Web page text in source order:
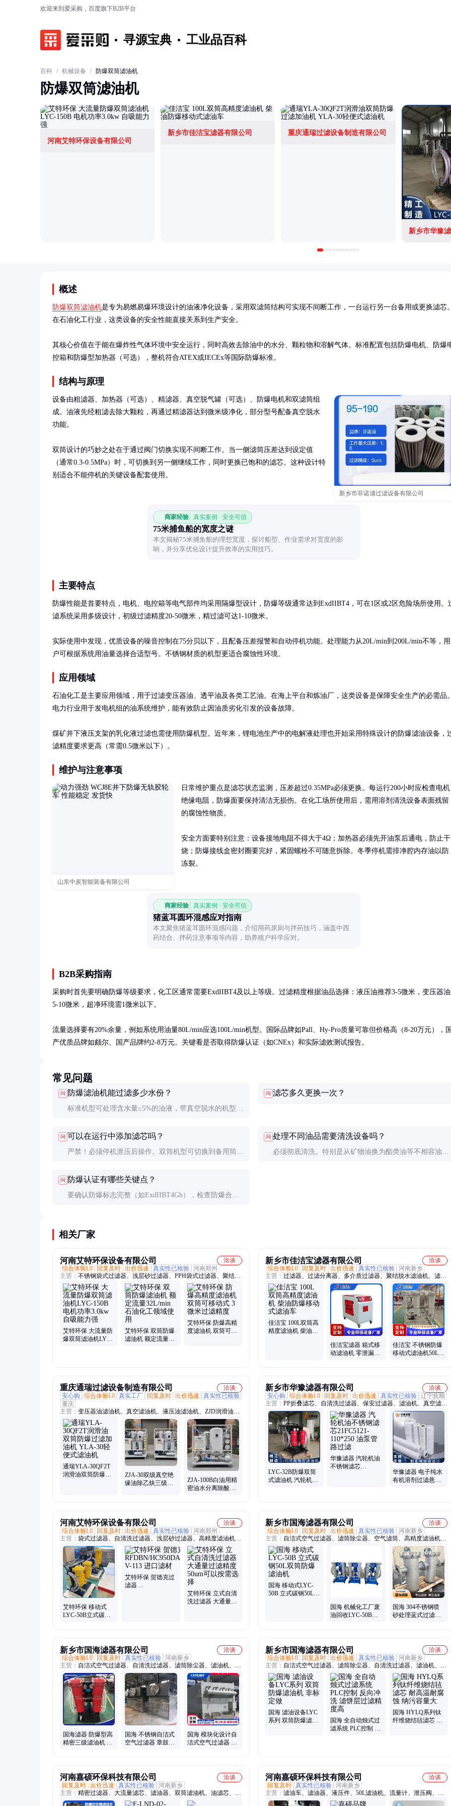
欢迎来到爱采购，百度旗下B2B平台
寻源宝典 工业品百科
百科 / 机械设备 / 防爆双筒滤油机
防爆双筒滤油机
河南艾特环保设备有限公司
新乡市佳洁宝滤器有限公司 重庆通瑞过滤设备制造有限公司
新乡市华豫
概述
防爆双筒滤油机是专为易燃易爆环境设计的油液净化设备，采用双滤筒结构可实现不间断工作，一台运行另一台备用或更换滤芯
在石油化工行业，这类设备的安全性能直接关系到生产安全。
其核心价值在于能在爆炸性气体环境中安全运行，同时高效去除油中的水分、颗粒物和溶解气体。标准配置包括防爆电机、防爆
控箱和防爆型加热器（可选），整机符合ATEX或IECEx等国际防爆标准。
结构与原理
新乡市菲诺浦过滤设备有限公司
设备由粗滤器、加热器（可选）、精滤器、真空脱气罐（可选）、防爆电机和双滤筒组
成。油液先经粗滤去除大颗粒，再通过精滤器达到微米级净化，部分型号配备真空脱水
功能。
双筒设计的巧妙之处在于通过阀门切换实现不间断工作。当一侧滤筒压差达到设定值
（通常0.3-0.5MPa）时，可切换到另一侧继续工作，同时更换已饱和的滤芯。这种设计特
别适合不能停机的关键设备配套使用。
商家经验 真实案例 · 安全可信
75米捕鱼船的宽度之谜
本文揭秘75米捕鱼船的理想宽度，探讨船型、作业需求对宽度的影
响，并分享优化设计提升效率的实用技巧。
主要特点
防爆性能是首要特点，电机、电控箱等电气部件均采用隔爆型设计，防爆等级通常达到ExdIIBT4，可在1区或2区危险场所使用。
滤系统采用多级设计，初级过滤精度20-50微米，精过滤可达1-10微米。
实际使用中发现，优质设备的噪音控制在75分贝以下，且配备压差报警和自动停机功能。处理能力从20L/min到200L/min不等，用
户可根据系统用油量选择合适型号。不锈钢材质的机型更适合腐蚀性环境。
应用领域
石油化工是主要应用领域，用于过滤变压器油、透平油及各类工艺油。在海上平台和炼油厂，这类设备是保障安全生产的必需品
电力行业用于发电机组的油系统维护，能有效防止因油质劣化引发的设备故障。
煤矿井下液压支架的乳化液过滤也需使用防爆机型。近年来，锂电池生产中的电解液处理也开始采用特殊设计的防爆滤油设备，
滤精度要求更高（常需0.5微米以下）。
维护与注意事项
山东中炭智能装备有限公司
日常维护重点是滤芯状态监测，压差超过0.35MPa必须更换。每运行200小时应检查电机
绝缘电阻，防爆面要保持清洁无损伤。在化工场所使用后，需用溶剂清洗设备表面残留
的腐蚀性物质。
安全方面要特别注意：设备接地电阻不得大于4Ω；加热器必须先开油泵后通电，防止干
烧；防爆接线盒密封圈要完好，紧固螺栓不可随意拆除。冬季停机需排净腔内存油以防
冻裂。
商家经验 真实案例 · 安全可信
猪蓝耳圆环混感应对指南
本文聚焦猪蓝耳圆环混感问题，介绍用药原则与拌药技巧，涵盖中西
药结合、拌药注意事项等内容，助养殖户科学应对。
B2B采购指南
采购时首先要明确防爆等级要求，化工区通常需要ExdIIBT4及以上等级。过滤精度根据油品选择：液压油推荐3-5微米，变压器油
5-10微米，超净环境需1微米以下。
流量选择要有20%余量，例如系统用油量80L/min应选100L/min机型。国际品牌如Pall、Hy-Pro质量可靠但价格高（8-20万元），
产优质品牌如颇尔、国产品牌约2-8万元。关键看是否取得防爆认证（如CNEx）和实际滤效测试报告。
常见问题
问 防爆滤油机能过滤多少水份？
标准机型可处理含水量≤5%的油液，带真空脱水的机型能
滤。
问 滤芯多久更换一次？
问 可以在运行中添加滤芯吗？
严禁！必须停机泄压后操作。双筒机型可切换到备用筒工
问 处理不同油品需要清洗设备吗？
必须彻底清洗。特别是从矿物油换为酯类油等不相容油品
问 防爆认证有哪些关键点？
要确认防爆标志完整（如ExdIIBT4Gb），检查防爆合格
相关厂家
河南艾特环保设备有限公司
洽谈
综合体验L0
回复及时 出价迅速 真实性已核验 河南郑州
主营： 不锈钢袋式过滤器、浅层砂过滤器、PPH袋式过滤器、聚结脱
水滤油机、高效真空滤油机、高精密滤油机、不锈钢保安过滤器、
3M大流量水滤芯、煤气排水器、微孔精密过滤器、自洁式空气除尘
器、派克大流量水滤芯、旋流除污器、反渗透系统、滤筒式除尘器、
Y型过滤器、颇尔大流量水滤芯、黎明管道过滤器、派克大流量过滤
器、碳钢多介质过滤器、全自动自清洗过滤器、除尘布袋、油滤芯
艾特环保 大流量防
爆双筒滤油机LYC-
艾特环保 双筒防爆
滤油机 额定流量
艾特环保 防爆高精
度滤油机 双筒可移
新乡市佳洁宝滤器有限公司
洽谈
综合体验L0
回复及时 出价迅速 真实性已核验 河南新乡
主营： 过滤器、过滤分离器、多介质过滤器、聚结脱水滤油机、滤油
机、纤维球过滤器、浅层砂过滤器、航煤过滤器、天然气过滤器、天
然气聚结滤芯、聚结分离滤芯、酚醛树脂滤芯、自清洗过滤器、保安
过滤器、精密过滤器、保安过滤器滤芯、大流量滤芯、大通量滤芯、
反冲洗过滤器、袋式过滤器、活性炭过滤器、石英砂过滤器、核桃壳
过滤器、油中除水过滤器、空气过滤器
佳洁宝 100L双筒高
精度滤油机 柴油防
佳洁宝滤器 箱式移
动滤油机 零泄漏可
佳洁宝 不锈钢防爆
移动式滤油机50L柴
重庆通瑞过滤设备制造有限公司
洽谈
安心购
综合体验L0 真实工厂 回复及时 出价迅速
真实性已核验
重庆
主营： 变压器油滤油机、真空滤油机、液压油滤油机、ZJD润滑油滤
油机、聚结分离滤油机、ZJA双级真空滤油机、ZJB单级真空滤油
机、柴油聚结分离滤油机、ZJC汽轮机油滤油机、透平油滤油机、板
框滤油机、防爆滤油机、重庆通瑞过滤、过滤加油机、LZH-2液位控
制器
通瑞YLA-30QF2T
润滑油双筒防爆过
ZJA-30双级真空绝
缘油除乙炔三级净
ZJA-100B白油用精
密油水分离除酸多
新乡市华豫滤器有限公司
洽谈
安心购
综合体验L0 回复及时 出价迅速 真实性已核验 辽宁抚顺
主营： PP折叠滤芯、自清洗过滤器、保安过滤器、滤油机、真空滤油
机、聚结脱水滤油机、石英砂过滤器、油滤芯、大流量滤芯、反渗透
设备、抗燃油滤芯、反冲洗过滤器、凝结水过滤器、Y型过滤器、聚
结分离滤芯、自洁式过滤器、滤筒、线绕滤芯、液压油滤芯、多介质
过滤器、除尘滤袋、替代滤芯
LYC-32B防爆双筒
式滤油机 汽轮机油
华豫滤器 汽轮机油
不锈钢滤芯
华豫滤器 电子纯水
有机溶剂过滤悬浮
河南艾特环保设备有限公司
洽谈
综合体验L0
回复及时 出价迅速 真实性已核验 河南郑州
主营： 袋式过滤器、自清洗过滤器、浅层砂过滤器、高精度滤油机、
颇尔滤油机、液压油过滤器、液压油滤芯、黎明过滤器、自洁式空气
过滤器、初效过滤器、高效过滤器、中效过滤器
艾特环保 移动式
LYC-50B立式碳钢
艾特环保 贺德克过
滤器
RFDBN/HC950DAP10GC1.1/-艾特环保 立式自清
洗过滤器 大通量过
新乡市国海滤器有限公司
洽谈
综合体验L0
回复及时 出价迅速 真实性已核验 河南新乡
主营： 自洁式空气过滤器、滤筒除尘器、空气滤筒、高精度滤油机、
国产颇尔滤油机、压缩空气精密过滤器、浅层砂过滤器、多介质过滤
器、自清洗过滤器、纤维球过滤器、陶氏反渗透膜、反渗透设备、袋
式过滤器、精密排渣过滤器、软化水设备
国海 移动式LYC-
50B 立式碳钢50L双
国海 机械化工厂废
油回收LYC-50B滤
国海 304不锈钢喷
砂处理蓝式过滤器
新乡市国海滤器有限公司
洽谈
综合体验L0
回复及时 真实性已核验 河南新乡
主营： 自洁式空气过滤器、自清洗过滤器、滤筒除尘器、滤油机、聚
结分离滤油机、移动式滤油机、保安过滤器、大流量水滤芯、多介质
过滤器、浅层砂过滤器、精密过滤器、大流量保安过滤器、袋式除尘
器、脉冲除尘器、空气滤筒、反渗透设备、空气过滤器、超滤设备、
软化水设备、滤元、焊烟净化器、反冲洗过滤器、刷式自清洗过滤
器、袋式过滤器、折叠滤芯
国海滤器 防爆型高
精密三级滤油机 手
国海 不锈钢自洁式
空气过滤器 章鼓动
国海 模块化设计自
洁式空气过滤器 适
新乡市国海滤器有限公司
洽谈
综合体验L0
回复及时 出价迅速 真实性已核验 河南新乡
主营： 自洁式空气过滤器、滤筒除尘器、自清洗过滤器、滤油机、液
压油滤油机、高精度滤油机、聚结脱水滤油机、高粘度油滤油机、浅
层砂过滤器、多介质过滤器、保安过滤器、袋式过滤器、反冲洗过滤
器、反渗透设备、大流量滤芯、除尘滤筒、纤维球过滤器、核桃壳过
滤器、反渗透膜、压缩空气精密过滤器、石英砂过滤器、空气过滤
器、超滤设备、不锈钢滤芯、多柱式过滤器
国海 滤油设备LYC
系列 双筒防爆滤油
国海 全自动烛式过
滤系统 PLC控制 反
国海 HYLQ系列钛
纤维烧结毡滤芯 耐
河南嘉硕环保科技有限公司
洽谈
回复及时 出价迅速 真实性已核验 河南新乡
主营： 精密过滤器、大流量滤芯、滤油器、双筒滤油机、油滤芯、空
气滤芯、滤袋、袋式过滤器、水样过滤器、汽水取样架配件
河南嘉硕环保科技有限公司
洽谈
回复及时 真实性已核验 河南新乡
主营： 滤油车、滤油器、液压件、50L滤油机、流量计、泄压阀、冷
却器、油滤芯、截止阀、扩散器、压缩机、安全阀、恒压阀、润滑